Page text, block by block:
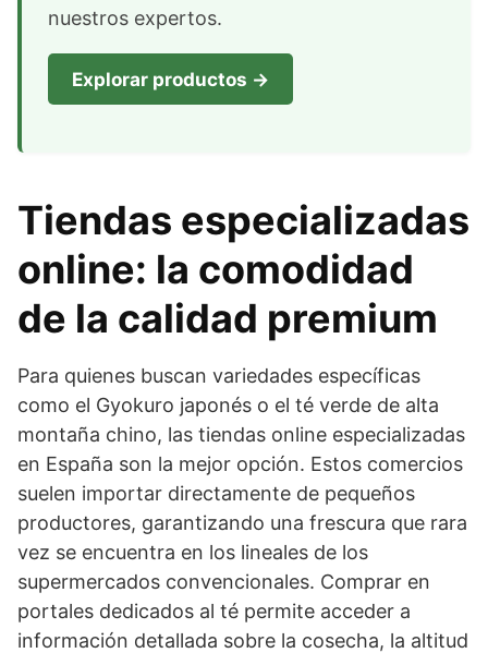
nuestros expertos.
Explorar productos →
Tiendas especializadas
online: la comodidad
de la calidad premium
Para quienes buscan variedades específicas
como el Gyokuro japonés o el té verde de alta
montaña chino, las tiendas online especializadas
en España son la mejor opción. Estos comercios
suelen importar directamente de pequeños
productores, garantizando una frescura que rara
vez se encuentra en los lineales de los
supermercados convencionales. Comprar en
portales dedicados al té permite acceder a
información detallada sobre la cosecha, la altitud